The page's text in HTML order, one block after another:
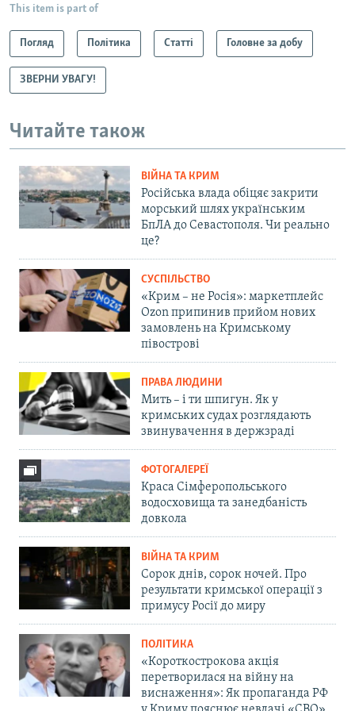
This item is part of
Погляд Політика Статті Головне за добу
ЗВЕРНИ УВАГУ!
Читайте також
ВІЙНА ТА КРИМ
Російська влада обіцяє закрити
морський шлях українським
БпЛА до Севастополя. Чи реально
це?
СУСПІЛЬСТВО
«Крим – не Росія»: маркетплейс
Ozon припинив прийом нових
замовлень на Кримському
півострові
ПРАВА ЛЮДИНИ
Мить – і ти шпигун. Як у
кримських судах розглядають
звинувачення в держзраді
ФОТОГАЛЕРЕЇ
Краса Сімферопольського
водосховища та занедбаність
довкола
ВІЙНА ТА КРИМ
Сорок днів, сорок ночей. Про
результати кримської операції з
примусу Росії до миру
ПОЛІТИКА
«Короткострокова акція
перетворилася на війну на
виснаження»: Як пропаганда РФ